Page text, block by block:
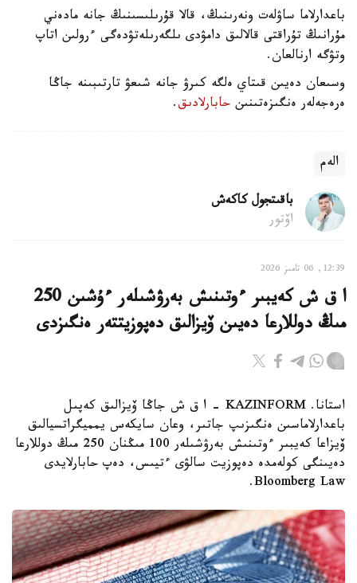
باعدارلاما ساۋلەت ونەرىنىڭ، قالا قۇرىلىسىنىڭ جانە مادەني
مۇرانىڭ تۇراقتى قالالىق دامۋدى ىلگەرىلەتۋدەگى ءرولىن اتاپ
وتۋگە ارنالعان.
وسىعان دەيىن قىتاي ەلگە كىرۋ جانە شىعۋ تارتىبىنە جاڭا
ەرەجەلەر ەنگىزەتىنىن حابارلادىق.
الەم
باقىتجول كاكەش
اۆتور
12:39, 06 تامىز 2026
ا ق ش كەيبىر ءوتىنىش بەرۋشىلەر ءۇشىن 250
مىڭ دوللارعا دەيىن ۆيزالىق دەپوزيتتەر ەنگىزدى
استانا. KAZINFORM – ا ق ش جاڭا ۆيزالىق كەپىل
باعدارلاماسىن ەنگىزىپ جاتىر، وعان سايكەس يمميگراتسيالىق
ۆيزاعا كەيبىر ءوتىنىش بەرۋشىلەر 100 مىڭنان 250 مىڭ دوللارعا
دەيىنگى كولەمدە دەپوزيت سالۋى ءتيىس، دەپ حابارلايدى
Bloomberg Law.